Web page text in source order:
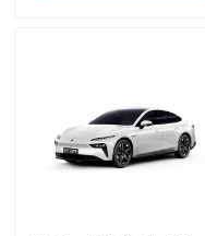
공장 투어